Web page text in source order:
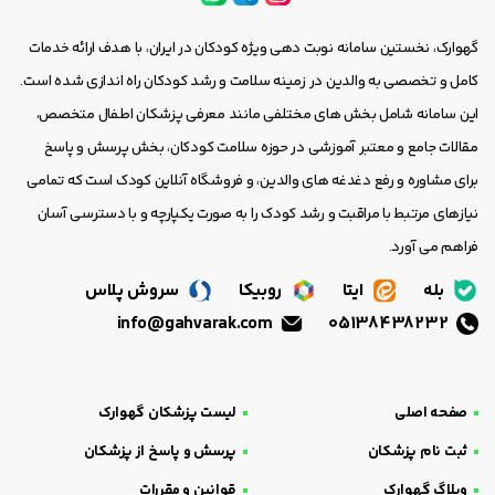
گهوارک، نخستین سامانه نوبت دهی ویژه کودکان در ایران، با هدف ارائه خدمات
کامل و تخصصی به والدین در زمینه سلامت و رشد کودکان راه اندازی شده است.
این سامانه شامل بخش های مختلفی مانند معرفی پزشکان اطفال متخصص،
مقالات جامع و معتبر آموزشی در حوزه سلامت کودکان، بخش پرسش و پاسخ
برای مشاوره و رفع دغدغه های والدین، و فروشگاه آنلاین کودک است که تمامی
نیازهای مرتبط با مراقبت و رشد کودک را به صورت یکپارچه و با دسترسی آسان
فراهم می آورد.
بله ایتا روبیکا
سروش پلاس
صفحه اصلی
لیست پزشکان گهوارک
ثبت نام پزشکان
پرسش و پاسخ از پزشکان
وبلاگ گهوارک
قوانین و مقررات